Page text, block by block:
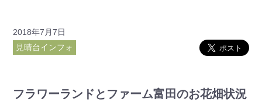
2018年7月7日
見晴台インフォ
フラワーランドとファーム富田のお花畑状況